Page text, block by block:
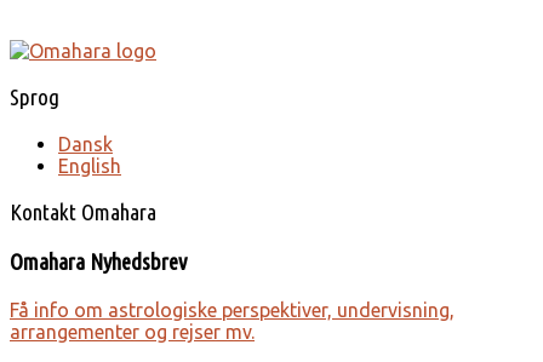
til
indhold
Sprog
Dansk
English
Kontakt Omahara
Omahara Nyhedsbrev
Få info om astro­lo­giske perspek­tiver, under­visning,
arrange­menter og rejser mv.